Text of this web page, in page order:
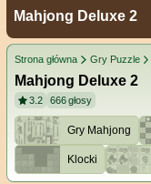
Mahjong Deluxe 2
Strona główna Gry Puzzle
Mahjong Deluxe 2
3.2 666głosy
Gry Mahjong
Klocki